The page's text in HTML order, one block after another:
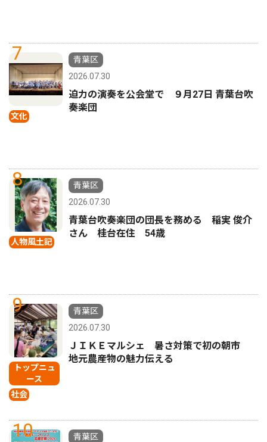
7
文化
青葉区
2026.07.30
迫力の演奏を公会堂で ９月27日 青葉台吹
奏楽団
8
人物風土記
青葉区
2026.07.30
青葉台吹奏楽団の団長を務める 稲実 俊介
さん 桂台在住 54歳
9
トップニュ
ース
社会
青葉区
2026.07.30
ＪＩＫＥマルシェ 暑さ対策で初の朝市
地元農産物の魅力伝える
10
青葉区